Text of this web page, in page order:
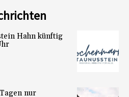
Hahn künftig
nur